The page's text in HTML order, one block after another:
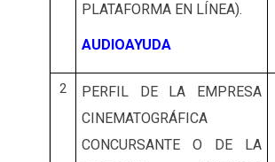
PLATAFORMA EN LÍNEA).
AUDIOAYUDA
2
PERFIL DE LA EMPRESA
CINEMATOGRÁFICA
CONCURSANTE O DE LA